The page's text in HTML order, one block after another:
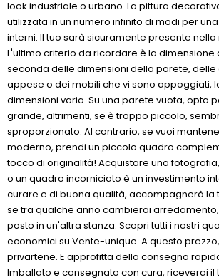
look industriale o urbano. La pittura
utilizzata in un numero infinito di modi per
interni. Il tuo sarà sicuramente presente
L'ultimo criterio da ricordare è la dimensione
seconda delle dimensioni della parete,
appese o dei mobili che vi sono appoggiati,
dimensioni varia. Su una parete vuota, opta
grande, altrimenti, se è troppo piccolo,
sproporzionato. Al contrario, se vuoi
moderno, prendi un piccolo quadro
tocco di originalità! Acquistare una
o un quadro incorniciato è un investimento
curare e di buona qualità, accompagnerà la
se tra qualche anno cambierai
posto in un'altra stanza. Scopri tutti i nostri
economici su Vente-unique. A questo
privartene. E approfitta della consegna
Imballato e consegnato con cura, riceverai il